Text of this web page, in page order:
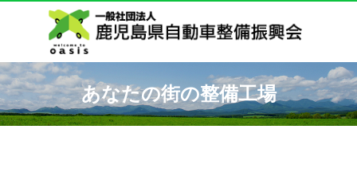
あなたの街の整備工場